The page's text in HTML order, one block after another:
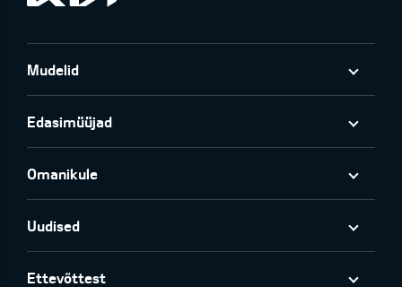
Mudelid
Edasimüüjad
Omanikule
Uudised
Ettevõttest